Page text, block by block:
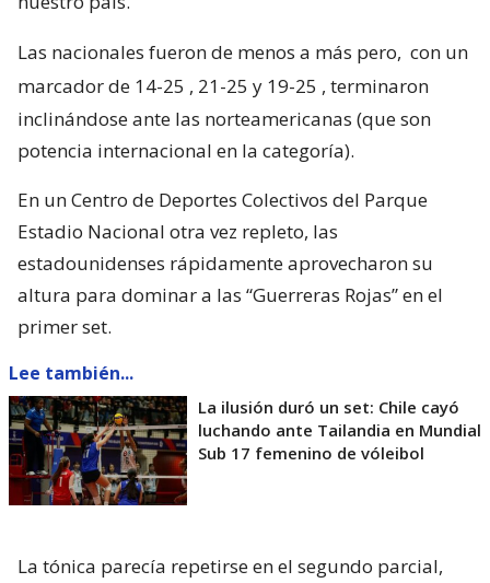
Las nacionales fueron de menos a más pero, con un
marcador de 14-25 , 21-25 y 19-25 , terminaron
inclinándose ante las norteamericanas (que son
potencia internacional en la categoría).
En un Centro de Deportes Colectivos del Parque
Estadio Nacional otra vez repleto, las
estadounidenses rápidamente aprovecharon su
altura para dominar a las “Guerreras Rojas” en el
primer set.
Lee también...
La ilusión duró un set: Chile cayó
luchando ante Tailandia en Mundial
Sub 17 femenino de vóleibol
La tónica parecía repetirse en el segundo parcial,